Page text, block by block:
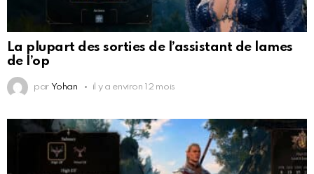
La plupart des sorties de l’assistant de lames
de l’op
par Yohan il y a environ 12 mois